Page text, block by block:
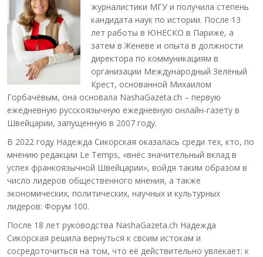
журналистики МГУ и получила степень
кандидата наук по истории. После 13
лет работы в ЮНЕСКО в Париже, а
затем в Женеве и опыта в должности
директора по коммуникациям в
организации Международный Зелёный
Крест, основанной Михаилом
Горбачёвым, она основала NashaGazeta.ch – первую
ежедневную русскоязычную ежедневную онлайн-газету в
Швейцарии, запущенную в 2007 году.
В 2022 году Надежда Сикорская оказалась среди тех, кто, по
мнению редакции Le Temps, «внёс значительный вклад в
успех франкоязычной Швейцарии», войдя таким образом в
число лидеров общественного мнения, а также
экономических, политических, научных и культурных
лидеров: Форум 100.
После 18 лет руководства NashaGazeta.ch Надежда
Сикорская решила вернуться к своим истокам и
сосредоточиться на том, что её действительно увлекает: к